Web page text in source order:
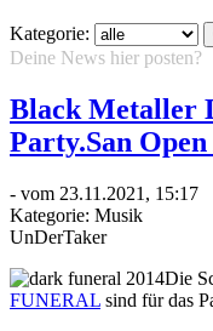
Kategorie:
Deine News hier posten?
Black Metaller
Party.San
- vom 23.11.2021, 15:17
Kategorie: Musik
UnDerTaker
Die
FUNERAL sind für das